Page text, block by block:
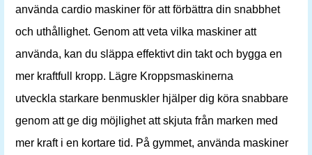
använda cardio maskiner för att förbättra din snabbhet
och uthållighet. Genom att veta vilka maskiner att
använda, kan du släppa effektivt din takt och bygga en
mer kraftfull kropp. Lägre Kroppsmaskinerna
utveckla starkare benmuskler hjälper dig köra snabbare
genom att ge dig möjlighet att skjuta från marken med
mer kraft i en kortare tid. På gymmet, använda maskiner